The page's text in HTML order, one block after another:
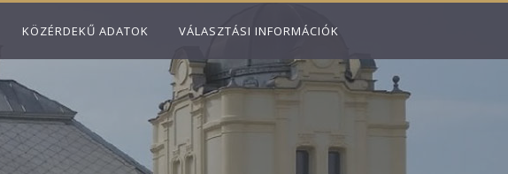
KÖZÉRDEKŰ ADATOK VÁLASZTÁSI INFORMÁCIÓK